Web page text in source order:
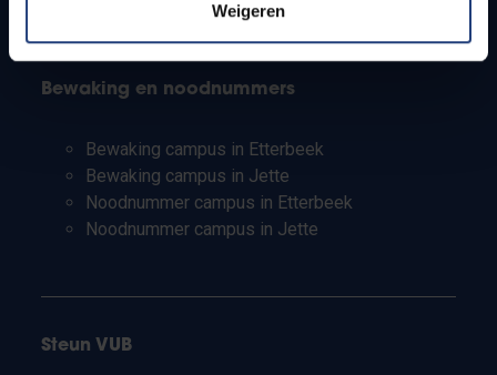
Weigeren
Bewaking en noodnummers
Bewaking campus in Etterbeek
Bewaking campus in Jette
Noodnummer campus in Etterbeek
Noodnummer campus in Jette
Steun VUB